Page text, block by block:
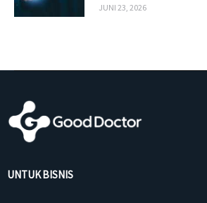
JUNI 23, 2026
UNTUK BISNIS